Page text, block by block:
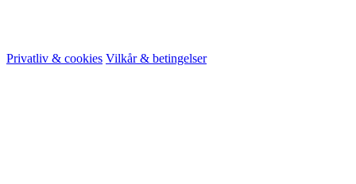
Privatliv & cookies Vilkår & betingelser